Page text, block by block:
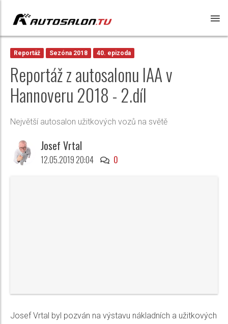
Reportáž Sezóna 2018 40. epizoda
Reportáž z autosalonu IAA v
Hannoveru 2018 - 2.díl
Největší autosalon užitkových vozů na světě
Josef Vrtal
12.05.2019 20:04 0
Josef Vrtal byl pozván na výstavu nákladních a užitkových